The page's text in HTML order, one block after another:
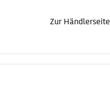
Zur Händlerseite